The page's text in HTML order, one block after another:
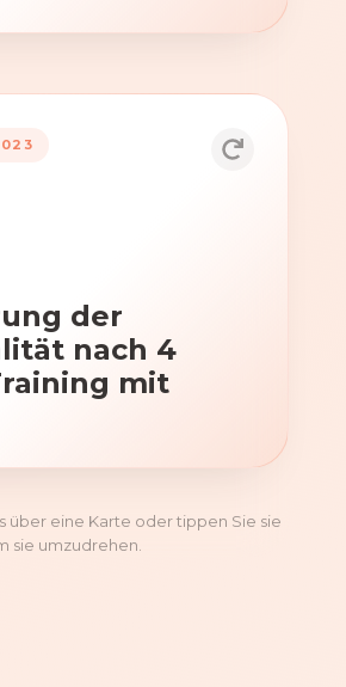
der
nach 4
mit
von ViViRA
und Koordination nach
über eine Karte oder tippen Sie sie
sie umzudrehen.